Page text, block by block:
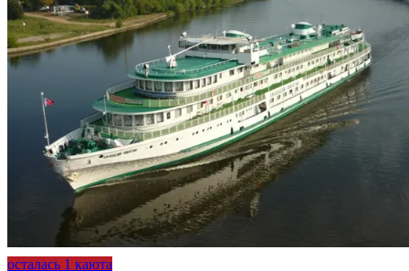
осталась 1 каюта